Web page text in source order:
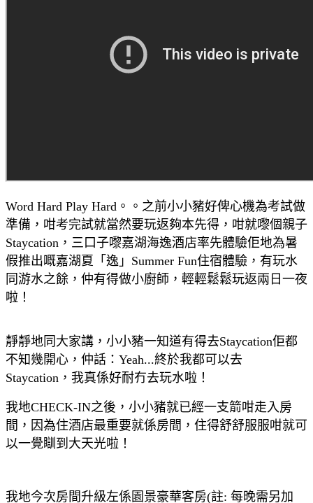
Word Hard Play Hard。。之前小小豬好俾心機為考試做
準備，咁考完試就當然要玩返夠本先得，咁就嚟個親子
Staycation，三口子嚟嘉湖海逸酒店率先體驗佢地為暑
假推出嘅嘉湖夏「逸」Summer Fun住宿體驗，有玩水
同游水之餘，仲有得做小廚師，輕輕鬆鬆玩返兩日一夜
啦！
靜靜地同大家講，小小豬一知道有得去Staycation佢都
不知幾開心，仲話：Yeah...終於我都可以去
Staycation，我真係好耐冇去玩水啦！
我地CHECK-IN之後，小小豬就已經一支箭咁走入房
間，因為住酒店最重要就係房間， 住得舒舒服服咁就可
以一覺瞓到大天光啦！
我地今次房間升級左係園景豪華客房(註: 每晚需另加